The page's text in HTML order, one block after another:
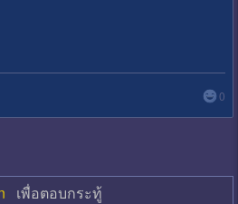
0
เพื่อตอบกระทู้